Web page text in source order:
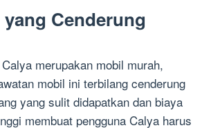
yang Cenderung
merupakan mobil murah,
mobil ini terbilang cenderung
yang sulit didapatkan dan biaya
membuat pengguna Calya harus